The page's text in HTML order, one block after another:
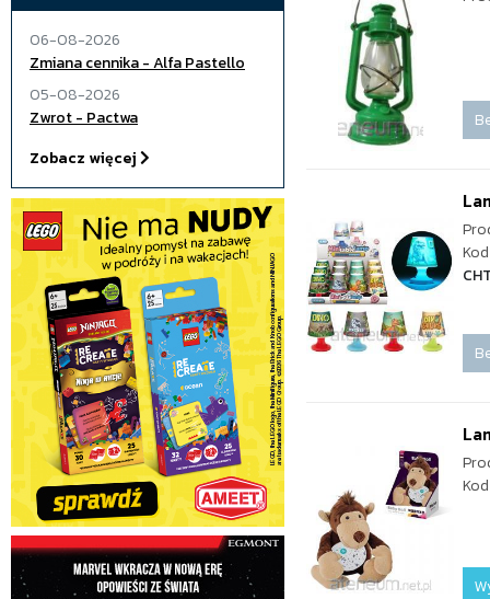
06-08-2026
Zmiana cennika - Alfa Pastello
05-08-2026
Zwrot - Pactwa
Zobacz więcej